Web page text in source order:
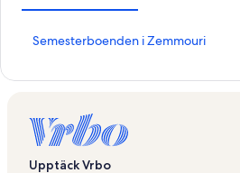
Semesterboenden i Zemmouri
L
i
l
s
Upptäck Vrbo